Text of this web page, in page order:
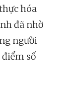
hóa
đã nhờ
người
điểm số